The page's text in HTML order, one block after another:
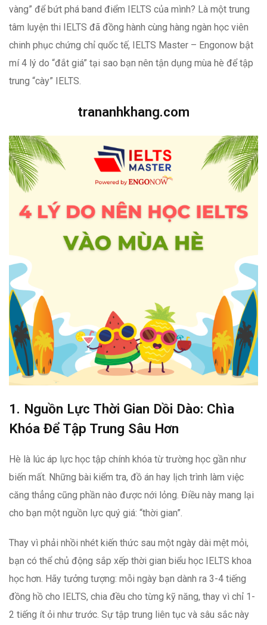
vàng” để bứt phá band điểm IELTS của mình? Là một trung
tâm luyện thi IELTS đã đồng hành cùng hàng ngàn học viên
chinh phục chứng chỉ quốc tế, IELTS Master – Engonow bật
mí 4 lý do “đắt giá” tại sao bạn nên tận dụng mùa hè để tập
trung “cày” IELTS.
trananhkhang.com
1. Nguồn Lực Thời Gian Dồi Dào: Chìa
Khóa Để Tập Trung Sâu Hơn
Hè là lúc áp lực học tập chính khóa từ trường học gần như
biến mất. Những bài kiểm tra, đồ án hay lịch trình làm việc
căng thẳng cũng phần nào được nới lỏng. Điều này mang lại
cho bạn một nguồn lực quý giá: “thời gian”.
Thay vì phải nhồi nhét kiến thức sau một ngày dài mệt mỏi,
bạn có thể chủ động sắp xếp thời gian biểu học IELTS khoa
học hơn. Hãy tưởng tượng: mỗi ngày bạn dành ra 3-4 tiếng
đồng hồ cho IELTS, chia đều cho từng kỹ năng, thay vì chỉ 1-
2 tiếng ít ỏi như trước. Sự tập trung liên tục và sâu sắc này